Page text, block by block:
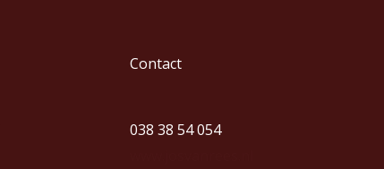
Contact
038 38 54 054